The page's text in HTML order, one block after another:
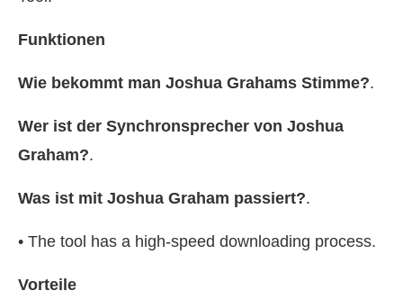
Funktionen
Wie bekommt man Joshua Grahams Stimme?.
Wer ist der Synchronsprecher von Joshua
Graham?.
Was ist mit Joshua Graham passiert?.
• The tool has a high-speed downloading process.
Vorteile